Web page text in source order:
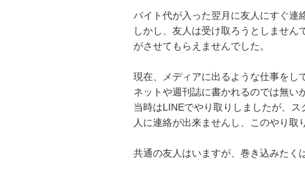
バイト代が入った翌月に友人にすぐ連
しかし、友人は受け取ろうとしませ
がさせてもらえませんでした。
現在、メディアに出るような仕事をし
ネットや週刊誌に書かれるのでは無い
当時はLINEでやり取りしましたが、
人に連絡が出来ませんし、このやり取
共通の友人はいますが、巻き込みたく